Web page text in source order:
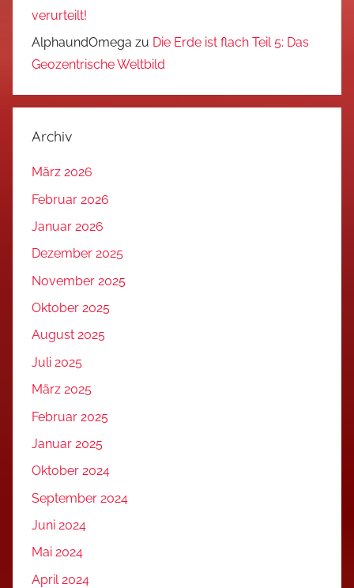
verurteilt!
AlphaundOmega zu Die Erde ist flach Teil 5: Das
Geozentrische Weltbild
Archiv
März 2026
Februar 2026
Januar 2026
Dezember 2025
November 2025
Oktober 2025
August 2025
Juli 2025
März 2025
Februar 2025
Januar 2025
Oktober 2024
September 2024
Juni 2024
Mai 2024
April 2024